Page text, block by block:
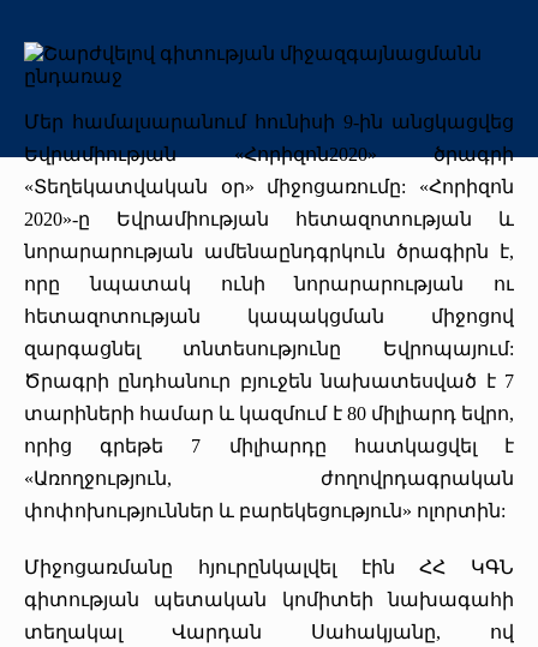
Գրադարան
Սիմուլյացիոն կենտրոն
Ստոմ․ կրթ․ գեր. կենտրոն
Dr.LEX(TerraMedicum)
«Հերացի» ավագ դպրոց
Ծրագրեր
Հայտարարություններ
Մեր բրենդը
Տարբերանշան
Մեր ռեկտորները
Թանգարան
Շնորհակալական նամակներ
Տեսադարան
Պատկերասրահ
Մամուլը մեր մասին
Գիտական խորհուրդ
Ռեկտորատ
Իրավունք
Գնումներ
Ֆինանսական հաշվետվություններ
Մամուլը մեր մասին (2026թ․)
Շնորհակալական նամակներ
Պարբերականներ
«Հերացի» արհեստակցական կազմակերպություն
Միջազգային կապեր
Միջազգայնացման քաղաքականություն
Erasmus+
Միջազգային գիտական ծրագրեր (ավարտված)
eCAMPUS
Հրավերքային դասընթաց
Փոխանակային ծրագրեր
Շրջանավարտ
Մեր առաքելությունը
Կարիերա
Վերապատրաստում
Դասընթացներ
Հետադարձ կապ
Մեր համալսարանում հունիսի 9-ին անցկացվեց
Եվրամիության «Հորիզոն2020» ծրագրի
«Տեղեկատվական օր» միջոցառումը: «Հորիզոն
2020»-ը Եվրամիության հետազոտության և
նորարարության ամենաընդգրկուն ծրագիրն է,
որը նպատակ ունի նորարարության ու
հետազոտության կապակցման միջոցով
զարգացնել տնտեսությունը Եվրոպայում:
Ծրագրի ընդհանուր բյուջեն նախատեսված է 7
տարիների համար և կազմում է 80 միլիարդ եվրո,
որից գրեթե 7 միլիարդը հատկացվել է
«Առողջություն, ժողովրդագրական
փոփոխություններ և բարեկեցություն» ոլորտին:
Միջոցառմանը հյուրընկալվել էին ՀՀ ԿԳՆ
գիտության պետական կոմիտեի նախագահի
տեղակալ Վարդան Սահակյանը, ով